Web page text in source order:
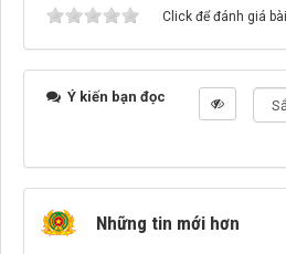
Click để đánh giá
Ý kiến bạn đọc
Những tin mới hơn